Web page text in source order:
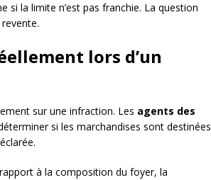
la limite n’est pas franchie. La question
lors d’un
sur une infraction. Les agents des
si les marchandises sont destinées
à la composition du foyer, la